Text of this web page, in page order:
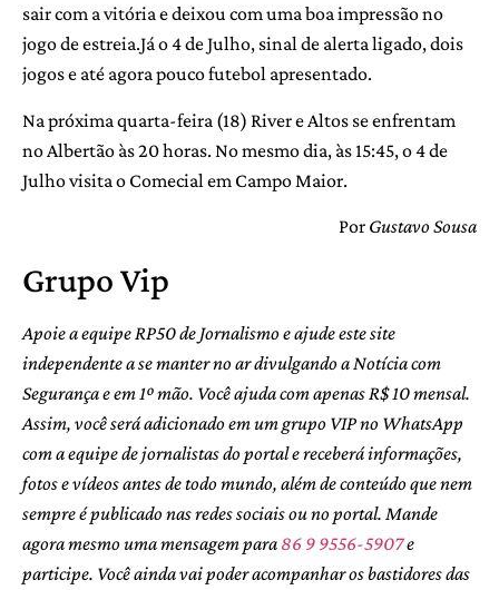
sair com a vitória e deixou com uma boa impressão no
jogo de estreia.Já o 4 de Julho, sinal de alerta ligado, dois
jogos e até agora pouco futebol apresentado.
Na próxima quarta-feira (18) River e Altos se enfrentam
no Albertão às 20 horas. No mesmo dia, às 15:45, o 4 de
Julho visita o Comecial em Campo Maior.
Por Gustavo Sousa
Grupo Vip
Apoie a equipe RP50 de Jornalismo e ajude este site
independente a se manter no ar divulgando a Notícia com
Segurança e em 1º mão. Você ajuda com apenas R$ 10 mensal.
Assim, você será adicionado em um grupo VIP no WhatsApp
com a equipe de jornalistas do portal e receberá informações,
fotos e vídeos antes de todo mundo, além de conteúdo que nem
sempre é publicado nas redes sociais ou no portal. Mande
agora mesmo uma mensagem para 86 9 9556-5907e
participe. Você ainda vai poder acompanhar os bastidores das